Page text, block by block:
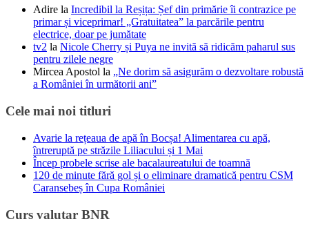
Adire la Incredibil la Reșița: Șef din primărie îi contrazice pe
primar și viceprimar! „Gratuitatea” la parcările pentru
electrice, doar pe jumătate
tv2 la Nicole Cherry și Puya ne invită să ridicăm paharul sus
pentru zilele negre
Mircea Apostol la „Ne dorim să asigurăm o dezvoltare robustă
a României în următorii ani”
Cele mai noi titluri
Avarie la rețeaua de apă în Bocșa! Alimentarea cu apă,
întreruptă pe străzile Liliacului și 1 Mai
Încep probele scrise ale bacalaureatului de toamnă
120 de minute fără gol și o eliminare dramatică pentru CSM
Caransebeș în Cupa României
Curs valutar BNR